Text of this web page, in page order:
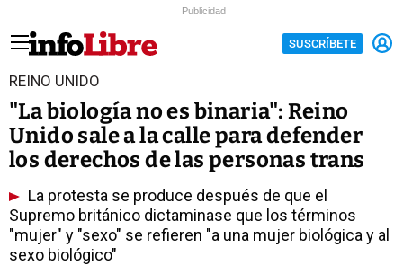
Publicidad
SUSCRÍBETE
REINO UNIDO
"La biología no es binaria": Reino
Unido sale a la calle para defender
los derechos de las personas trans
La protesta se produce después de que el
Supremo británico dictaminase que los términos
"mujer" y "sexo" se refieren "a una mujer biológica y al
sexo biológico"